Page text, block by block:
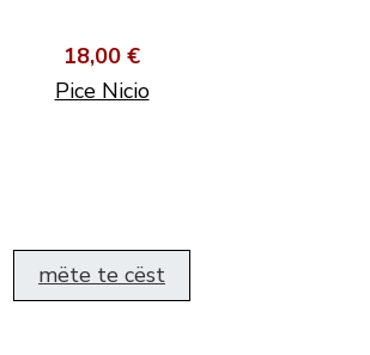
18,00 €
Pice Nicio
mëte te cëst